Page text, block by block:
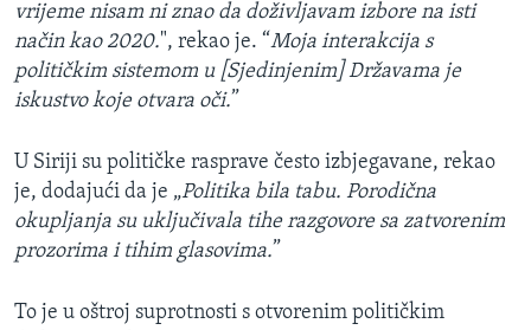
vrijeme nisam ni znao da doživljavam izbore na isti
način kao 2020.", rekao je. “Moja interakcija s
političkim sistemom u [Sjedinjenim] Državama je
iskustvo koje otvara oči.”
U Siriji su političke rasprave često izbjegavane, rekao
je, dodajući da je „Politika bila tabu. Porodična
okupljanja su uključivala tihe razgovore sa zatvorenim
prozorima i tihim glasovima.”
To je u oštroj suprotnosti s otvorenim političkim